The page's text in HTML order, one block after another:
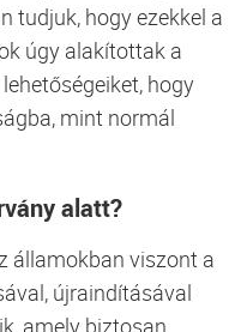
tudjuk, hogy ezekkel a
úgy alakítottak a
hogy
mint normál
alatt?
államokban viszont a
újraindításával
amely biztosan